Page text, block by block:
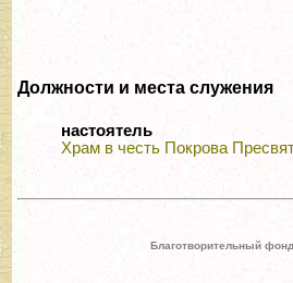
Должности и места служения
настоятель
Храм в честь Покрова
Благотворительный